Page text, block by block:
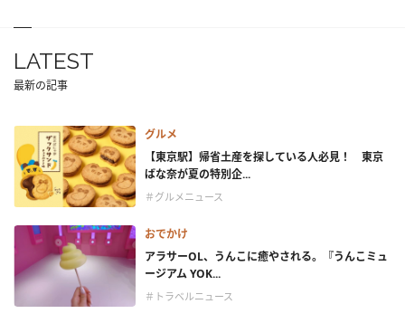
LATEST
最新の記事
グルメ
【東京駅】帰省土産を探している人必見！ 東京
ばな奈が夏の特別企...
＃グルメニュース
おでかけ
アラサーOL、うんこに癒やされる。『うんこミュ
ージアム YOK...
＃トラベルニュース